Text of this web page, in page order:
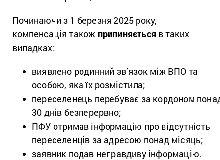
Починаючи з 1 березня 2025 року,
компенсація також припиняється в таких
випадках:
виявлено родинний зв’язок між ВПО та
особою, яка їх розмістила;
переселенець перебуває за кордоном
30 днів безперервно;
ПФУ отримав інформацію про відсутність
переселенців за адресою понад місяць;
заявник подав неправдиву інформацію.